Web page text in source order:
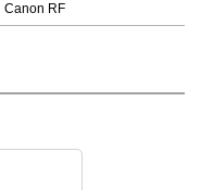
Canon RF